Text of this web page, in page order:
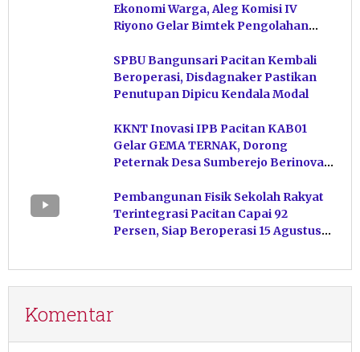
Ekonomi Warga, Aleg Komisi IV
Riyono Gelar Bimtek Pengolahan
SPBU Bangunsari Pacitan Kembali
Beroperasi, Disdagnaker Pastikan
Penutupan Dipicu Kendala Modal
KKNT Inovasi IPB Pacitan KAB01
Gelar GEMA TERNAK, Dorong
Peternak Desa Sumberejo Berinovasi
Pembangunan Fisik Sekolah Rakyat
Terintegrasi Pacitan Capai 92
Persen, Siap Beroperasi 15 Agustus
Komentar